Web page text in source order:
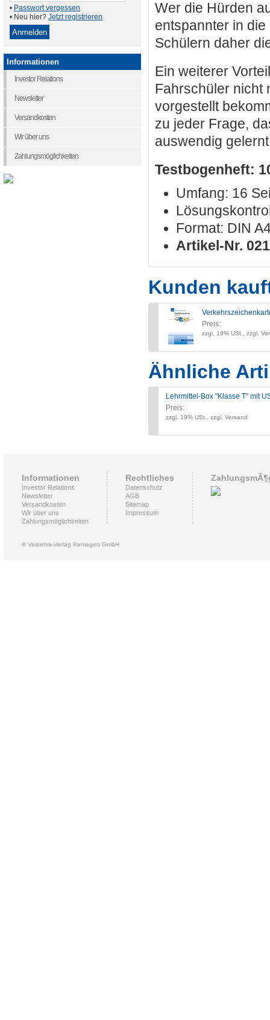
Wer die Hürden
entspannter in
Schülern daher
Ein weiterer
Fahrschüler nicht
vorgestellt
zu jeder Frage,
auswendig
Testbogenheft:
Umfang: 16
Format: DIN
Artikel-Nr.
Kunden
Preis:
zzgl. 19% USt., zzgl.
Ähnliche
Lehrmittel-Box "Klasse T" mit
Preis:
zzgl. 19% USt., zzgl. Versand
• Passwort vergessen
• Neu hier? Jetzt registrieren
Informationen
Investor Relations
Newsletter
Versandkosten
Wir über uns
Zahlungsmöglichkeiten
Informationen
Investor Relations
Newsletter
Versandkosten
Wir über uns
Zahlungsmöglichkeiten
Rechtliches
Datenschutz
AGB
Sitemap
Impressum
© Verkehrs-Verlag Remagen GmbH